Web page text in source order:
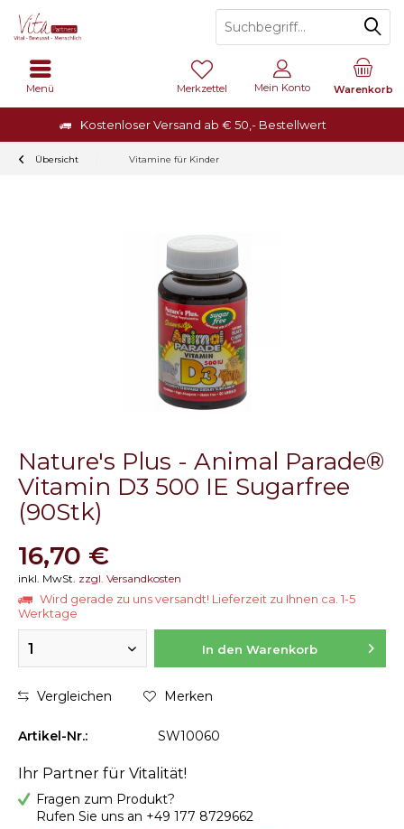
Kostenloser Versand ab € 50,- Bestellwert
Warenkorb
Merkzettel Mein Konto
Menü
Übersicht Vitamine für Kinder
Nature's Plus - Animal Parade®
Vitamin D3 500 IE Sugarfree
(90Stk)
16,70 €
inkl. MwSt. zzgl. Versandkosten
Wird gerade zu uns versandt! Lieferzeit zu Ihnen ca. 1-5
Werktage
1 In den Warenkorb
Vergleichen Merken
Artikel-Nr.: SW10060
Ihr Partner für Vitalität!
Fragen zum Produkt?
Rufen Sie uns an +49 177 8729662